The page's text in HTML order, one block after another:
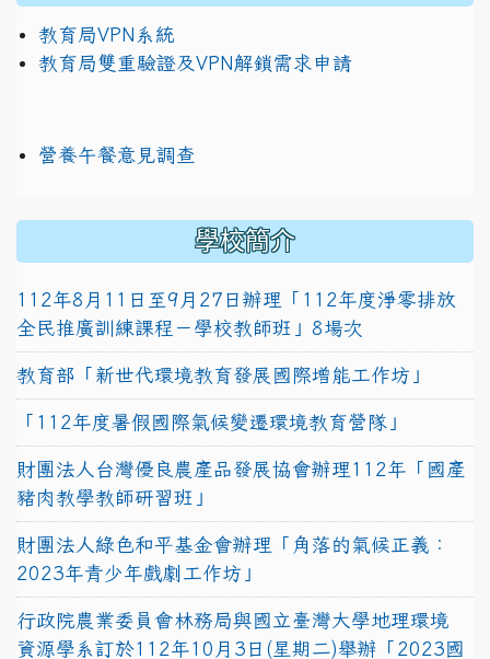
教育局VPN系統
教育局雙重驗證及VPN解鎖需求申請
營養午餐意見調查
學校簡介
112年8月11日至9月27日辦理「112年度淨零排放
全民推廣訓練課程－學校教師班」8場次
教育部「新世代環境教育發展國際增能工作坊」
「112年度暑假國際氣候變遷環境教育營隊」
財團法人台灣優良農產品發展協會辦理112年「國產
豬肉教學教師研習班」
財團法人綠色和平基金會辦理「角落的氣候正義：
2023年青少年戲劇工作坊」
行政院農業委員會林務局與國立臺灣大學地理環境
資源學系訂於112年10月3日(星期二)舉辦「2023國